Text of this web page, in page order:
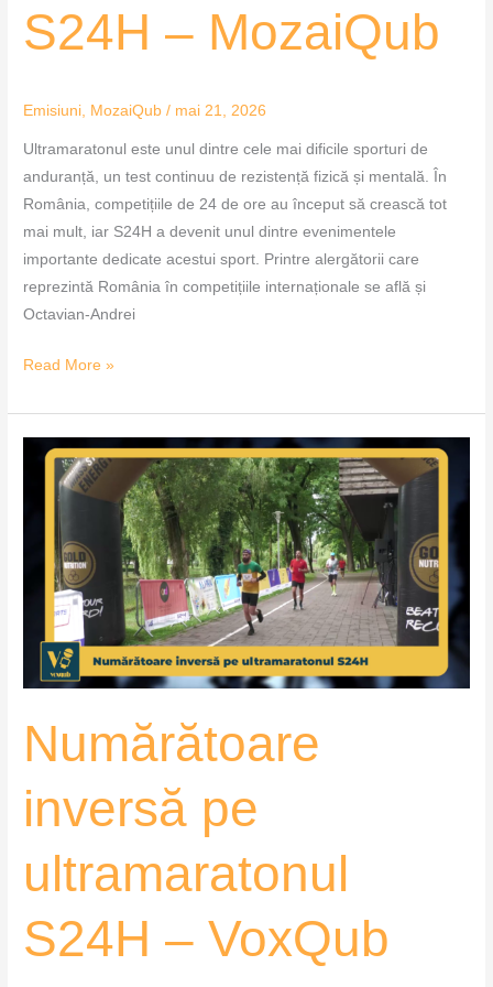
S24H – MozaiQub
Emisiuni MozaiQub / mai 21, 2026
Ultramaratonul este unul dintre cele mai dificile sporturi de
anduranță, un test continuu de rezistență fizică și mentală. În
România, competițiile de 24 de ore au început să crească tot
mai mult, iar S24H a devenit unul dintre evenimentele
importante dedicate acestui sport. Printre alergătorii care
reprezintă România în competițiile internaționale se află și
Octavian-Andrei
Read More »
Numărătoare
inversă pe
ultramaratonul
S24H – VoxQub
Numărătoare
inversă
ultramaratonul
S24H
VoxQub